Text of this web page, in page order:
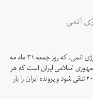
اتمی
خلاصه گزارش فصلی دبیرکل آژانس بین‌المللی انرژی اتمی، که روز جمعه ۳۱ ماه مه
اسلامی ایران است که هر
یک از آن‌ها می‌تواند ناقض توافق اتمی سال ۲۰۱۵ تلقی شود و پرونده ایران را بار